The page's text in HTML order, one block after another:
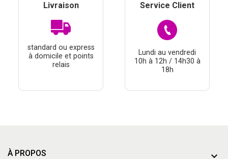
Livraison
standard ou express
à domicile et points
relais
Service Client
Lundi au vendredi
10h à 12h / 14h30 à
18h
À PROPOS